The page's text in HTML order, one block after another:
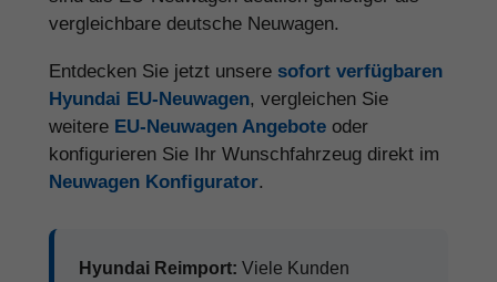
vergleichbare deutsche Neuwagen.
Entdecken Sie jetzt unsere sofort verfügbaren
Hyundai EU-Neuwagen, vergleichen Sie
weitere EU-Neuwagen Angebote oder
konfigurieren Sie Ihr Wunschfahrzeug direkt im
Neuwagen Konfigurator.
Hyundai Reimport: Viele Kunden